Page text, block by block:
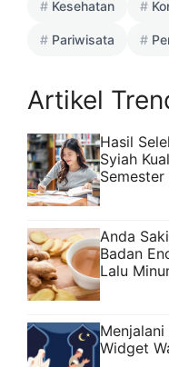
Kesehatan
Pariwisata
Artikel
Hasil
Syiah
Anda
Badan
Lalu
Widget